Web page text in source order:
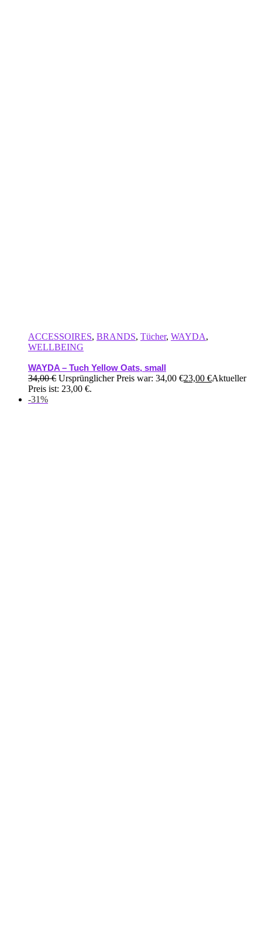
ACCESSOIRES, BRANDS, Tücher, WAYDA,
WELLBEING
WAYDA – Tuch Yellow Oats, small
34,00€ Ursprünglicher Preis war: 34,00 €23,00 €Aktueller
Preis ist: 23,00 €.
-31%